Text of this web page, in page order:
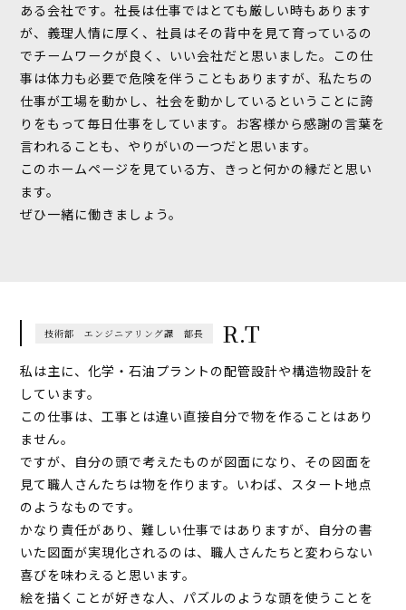
ある会社です。社長は仕事ではとても厳しい時もあります
が、義理人情に厚く、社員はその背中を見て育っているの
でチームワークが良く、いい会社だと思いました。この仕
事は体力も必要で危険を伴うこともありますが、私たちの
仕事が工場を動かし、社会を動かしているということに誇
りをもって毎日仕事をしています。お客様から感謝の言葉を
言われることも、やりがいの一つだと思います。
このホームページを見ている方、きっと何かの縁だと思い
ます。
ぜひ一緒に働きましょう。
技術部 エンジニアリング課 部長 R.T
私は主に、化学・石油プラントの配管設計や構造物設計を
しています。
この仕事は、工事とは違い直接自分で物を作ることはあり
ません。
ですが、自分の頭で考えたものが図面になり、その図面を
見て職人さんたちは物を作ります。いわば、スタート地点
のようなものです。
かなり責任があり、難しい仕事ではありますが、自分の書
いた図面が実現化されるのは、職人さんたちと変わらない
喜びを味わえると思います。
絵を描くことが好きな人、パズルのような頭を使うことを